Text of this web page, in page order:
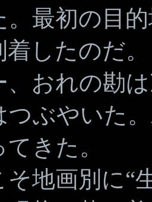
。最初の目
したのだ。
、おれの勘
ぶやいた
きた。
地画別に“